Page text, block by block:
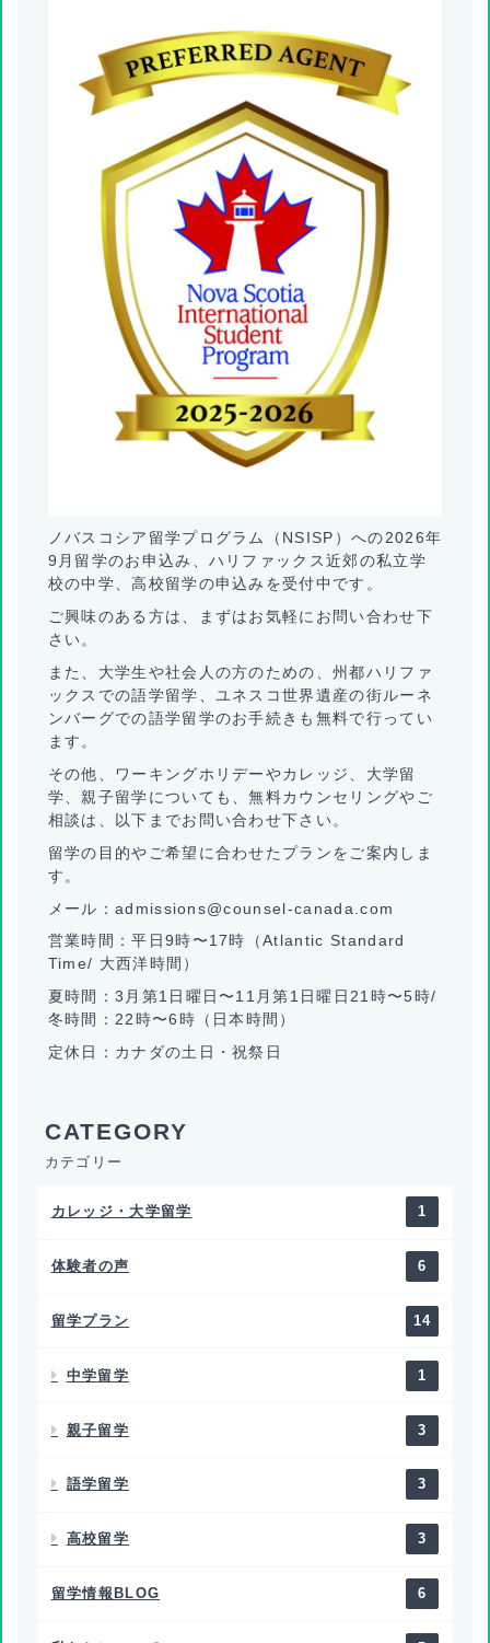
ノバスコシア留学プログラム（NSISP）への2026年
9月留学のお申込み、ハリファックス近郊の私立学
校の中学、高校留学の申込みを受付中です。
ご興味のある方は、まずはお気軽にお問い合わせ下
さい。
また、大学生や社会人の方のための、州都ハリファ
ックスでの語学留学、ユネスコ世界遺産の街ルーネ
ンバーグでの語学留学のお手続きも無料で行ってい
ます。
その他、ワーキングホリデーやカレッジ、大学留
学、親子留学についても、無料カウンセリングやご
相談は、以下までお問い合わせ下さい。
留学の目的やご希望に合わせたプランをご案内しま
す。
メール：admissions@counsel-canada.com
営業時間：平日9時〜17時（Atlantic Standard
Time/ 大西洋時間）
夏時間：3月第1日曜日〜11月第1日曜日21時〜5時/
冬時間：22時〜6時（日本時間）
定休日：カナダの土日・祝祭日
カテゴリー
カレッジ・大学留学 1
体験者の声 6
留学プラン 14
中学留学 1
親子留学 3
語学留学 3
高校留学 3
留学情報BLOG 6